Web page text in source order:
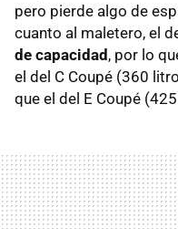
pero pierde algo de
cuanto al maletero, el
de capacidad , por lo
el del C Coupé (360
que el del E Coupé